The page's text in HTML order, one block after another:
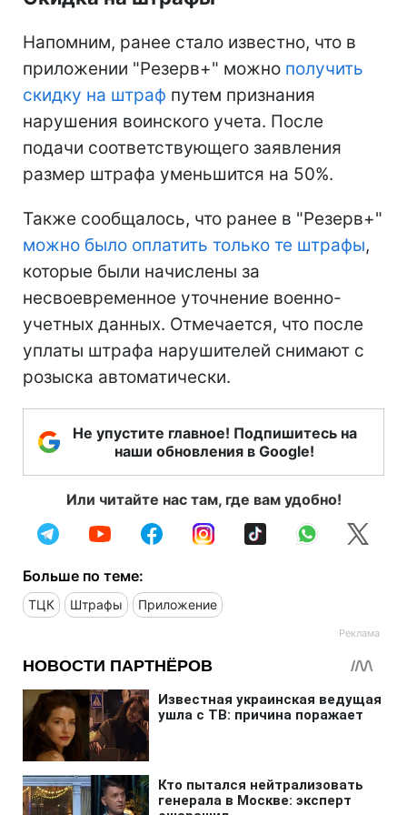
Напомним, ранее стало известно, что в
приложении "Резерв+" можно получить
скидку на штраф путем признания
нарушения воинского учета. После
подачи соответствующего заявления
размер штрафа уменьшится на 50%.
Также сообщалось, что ранее в "Резерв+"
можно было оплатить только те штрафы,
которые были начислены за
несвоевременное уточнение военно-
учетных данных. Отмечается, что после
уплаты штрафа нарушителей снимают с
розыска автоматически.
Не упустите главное! Подпишитесь на
наши обновления в Google!
Или читайте нас там, где вам удобно!
Больше по теме:
ТЦК Штрафы Приложение